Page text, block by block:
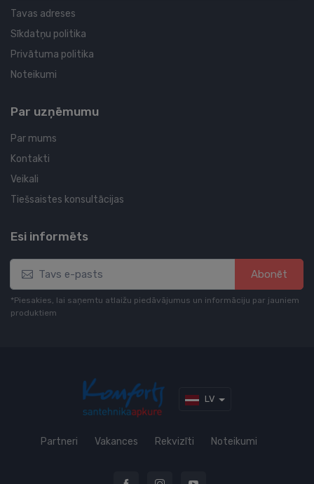
Tavas adreses
Sīkdatņu politika
Privātuma politika
Noteikumi
Par uzņēmumu
Par mums
Kontakti
Veikali
Tiešsaistes konsultācijas
Esi informēts
Abonēt
*Piesakies, lai saņemtu atlaižu piedāvājumus un informāciju par jauniem
produktiem
LV
Partneri Vakances Rekvizīti Noteikumi